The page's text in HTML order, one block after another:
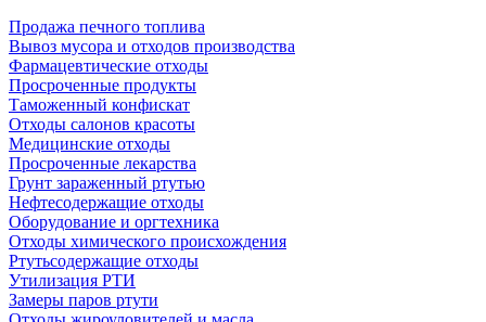
Продажа печного топлива
Вывоз мусора и отходов производства
Фармацевтические отходы
Просроченные продукты
Таможенный конфискат
Отходы салонов красоты
Медицинские отходы
Просроченные лекарства
Грунт зараженный ртутью
Нефтесодержащие отходы
Оборудование и оргтехника
Отходы химического происхождения
Ртутьсодержащие отходы
Утилизация РТИ
Замеры паров ртути